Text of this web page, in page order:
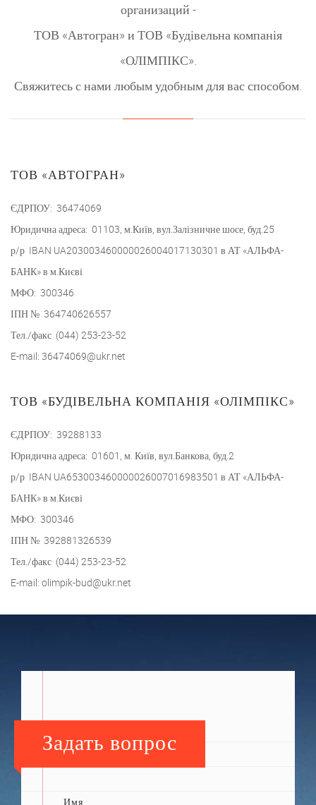
организаций -
ТОВ «Автогран» и ТОВ «Будівельна компанія
«ОЛІМПІКС».
Свяжитесь с нами любым удобным для вас способом.
ТОВ «АВТОГРАН»
ЄДРПОУ: 36474069
Юридична адреса: 01103, м.Київ, вул.Залізничне шосе, буд.25
р/р IBAN UA203003460000026004017130301 в АТ «АЛЬФА-
БАНК» в м.Києві
МФО: 300346
ІПН № 364740626557
Тел./факс (044) 253-23-52
E-mail: 36474069@ukr.net
ТОВ «БУДІВЕЛЬНА КОМПАНІЯ «ОЛІМПІКС»
ЄДРПОУ: 39288133
Юридична адреса: 01601, м. Київ, вул.Банкова, буд.2
р/р IBAN UA653003460000026007016983501 в АТ «АЛЬФА-
БАНК» в м.Києві
МФО: 300346
ІПН № 392881326539
Тел./факс (044) 253-23-52
E-mail: olimpik-bud@ukr.net
Задать вопрос
Имя